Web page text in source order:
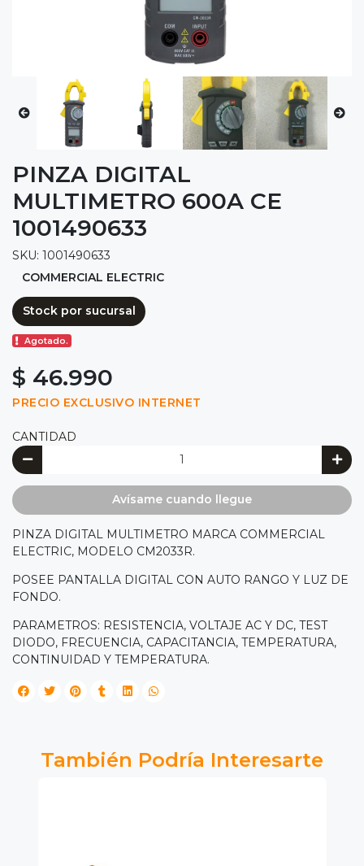
PINZA DIGITAL
MULTIMETRO 600A CE
1001490633
SKU: 1001490633
COMMERCIAL ELECTRIC
Stock por sucursal
Agotado.
$ 46.990
PRECIO EXCLUSIVO INTERNET
CANTIDAD
Avísame cuando llegue
PINZA DIGITAL MULTIMETRO MARCA COMMERCIAL
ELECTRIC, MODELO CM2033R.
POSEE PANTALLA DIGITAL CON AUTO RANGO Y LUZ DE
FONDO.
PARAMETROS: RESISTENCIA, VOLTAJE AC Y DC, TEST
DIODO, FRECUENCIA, CAPACITANCIA, TEMPERATURA,
CONTINUIDAD Y TEMPERATURA.
También Podría Interesarte